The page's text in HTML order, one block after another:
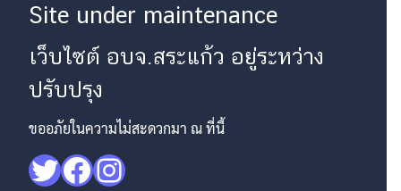
Site under maintenance
เว็บไซต์ อบจ.สระแก้ว อยู่ระหว่าง
ปรับปรุง
ขออภัยในความไม่สะดวกมา ณ ที่นี้
Twitter
Facebook
Instagram